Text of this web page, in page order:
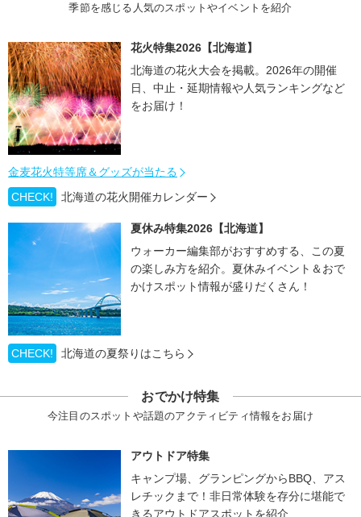
季節を感じる人気のスポットやイベントを紹介
花火特集2026【北海道】
北海道の花火大会を掲載。2026年の開催
日、中止・延期情報や人気ランキングなど
をお届け！
金麦花火特等席＆グッズが当たる
CHECK!
北海道の花火開催カレンダー
夏休み特集2026【北海道】
ウォーカー編集部がおすすめする、この夏
の楽しみ方を紹介。夏休みイベント＆おで
かけスポット情報が盛りだくさん！
CHECK! 北海道の夏祭りはこちら
おでかけ特集
今注目のスポットや話題のアクティビティ情報をお届け
アウトドア特集
キャンプ場、グランピングからBBQ、アス
レチックまで！非日常体験を存分に堪能で
きるアウトドアスポットを紹介